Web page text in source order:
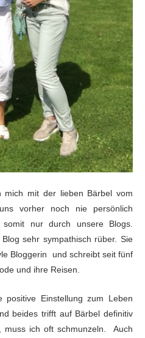
mit der lieben Bärbel vom
vorher noch nie persönlich
nur durch unsere Blogs.
sehr sympathisch rüber. Sie
Bloggerin und schreibt seit fünf
und ihre Reisen.
positive Einstellung zum Leben
beides trifft auf Bärbel definitiv
muss ich oft schmunzeln. Auch